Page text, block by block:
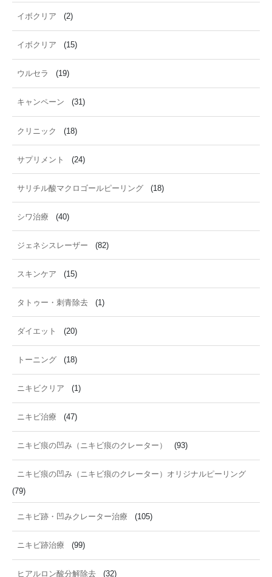
イボクリア (2)
イボクリア (15)
ウルセラ (19)
キャンペーン (31)
クリニック (18)
サプリメント (24)
サリチル酸マクロゴールピーリング (18)
シワ治療 (40)
ジェネシスレーザー (82)
スキンケア (15)
タトゥー・刺青除去 (1)
ダイエット (20)
トーニング (18)
ニキビクリア (1)
ニキビ治療 (47)
ニキビ痕の凹み（ニキビ痕のクレーター） (93)
ニキビ痕の凹み（ニキビ痕のクレーター）オリジナルピーリング
(79)
ニキビ跡・凹みクレーター治療 (105)
ニキビ跡治療 (99)
ヒアルロン酸分解除去 (32)